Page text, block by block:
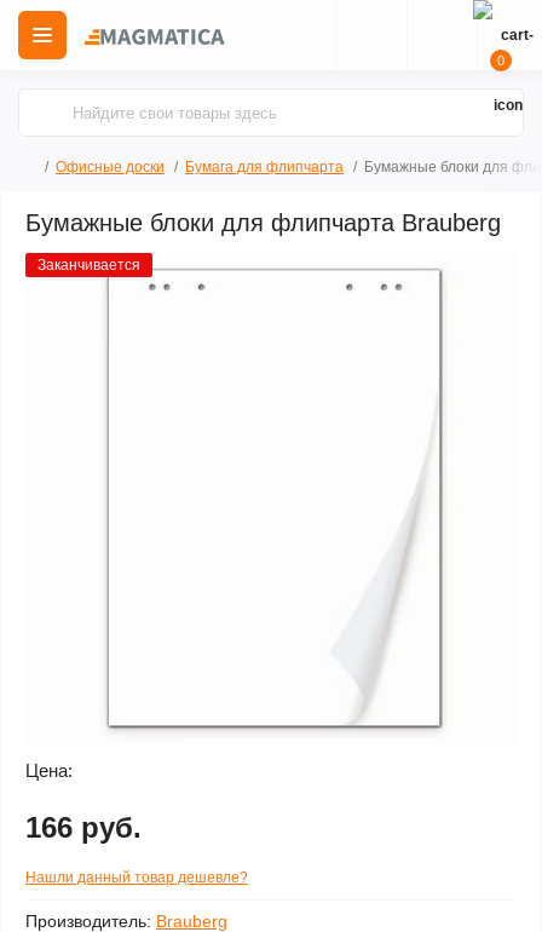
0
Офисные доски Бумага для флипчарта Бумажные блоки для
Бумажные блоки для флипчарта Brauberg
Заканчивается
Производитель: Brauberg
Цена:
166 руб.
Нашли данный товар дешевле?